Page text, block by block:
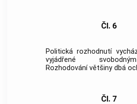
Čl. 6
Politická rozhodnutí
vyjádřené
Rozhodování většiny dbá
Čl. 7